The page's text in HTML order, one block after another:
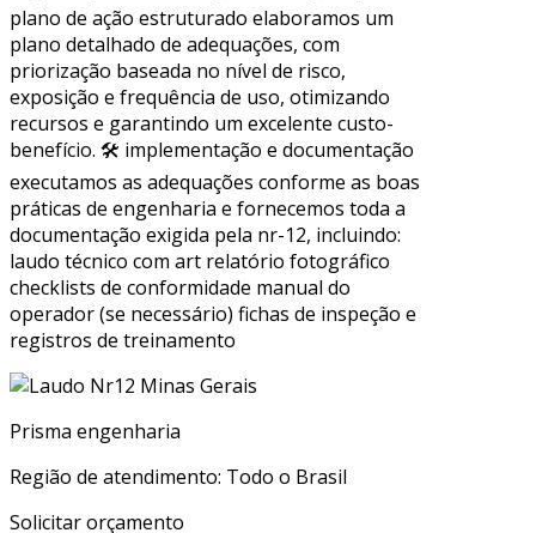
plano de ação estruturado elaboramos um
plano detalhado de adequações, com
priorização baseada no nível de risco,
exposição e frequência de uso, otimizando
recursos e garantindo um excelente custo-
benefício. 🛠 implementação e documentação
executamos as adequações conforme as boas
práticas de engenharia e fornecemos toda a
documentação exigida pela nr-12, incluindo:
laudo técnico com art relatório fotográfico
checklists de conformidade manual do
operador (se necessário) fichas de inspeção e
registros de treinamento
Prisma engenharia
Região de atendimento: Todo o Brasil
Solicitar orçamento